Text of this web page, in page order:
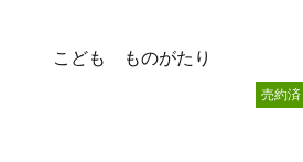
こども ものがたり
売約済